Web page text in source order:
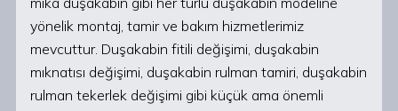
yönelik montaj, tamir ve bakım hizmetlerimiz
mevcuttur. Duşakabin fitili değişimi, duşakabin
mıknatısı değişimi, duşakabin rulman tamiri, duşakabin
rulman tekerlek değişimi gibi küçük ama önemli